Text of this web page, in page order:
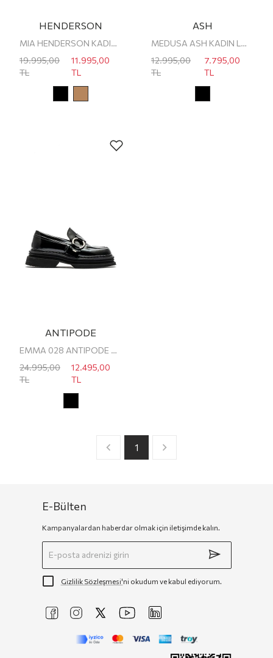
HENDERSON
MIA HENDERSON KADIN LOAFER
19.995,00
TL
11.995,00
TL
ASH
MEDUSA ASH KADIN LOAFER
12.995,00
TL
7.795,00
TL
ANTIPODE
EMMA 028 ANTIPODE KADIN LOAFER
24.995,00
TL
12.495,00
TL
1
E-Bülten
Kampanyalardan haberdar olmak için iletişimde kalın.
Gizlilik Sözleşmesi'ni okudum ve kabul ediyorum.